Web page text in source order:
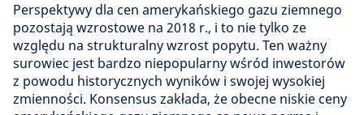
Perspektywy dla cen amerykańskiego gazu ziemnego
pozostają wzrostowe na 2018 r., i to nie tylko ze
względu na strukturalny wzrost popytu. Ten ważny
surowiec jest bardzo niepopularny wśród inwestorów
z powodu historycznych wyników i swojej wysokiej
zmienności. Konsensus zakłada, że obecne niskie ceny